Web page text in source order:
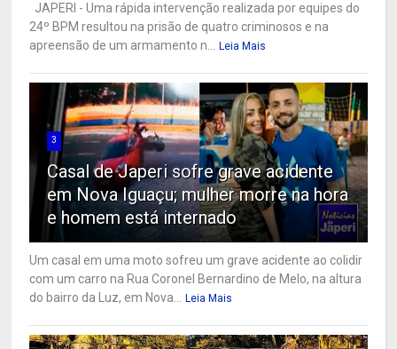
JAPERI - Uma rápida intervenção realizada por equipes do
24º BPM resultou na prisão de quatro criminosos e na
apreensão de um armamento n...
Leia Mais
3
Casal de Japeri sofre grave acidente
em Nova Iguaçu; mulher morre na hora
e homem está internado
Um casal em uma moto sofreu um grave acidente ao colidir
com um carro na Rua Coronel Bernardino de Melo, na altura
do bairro da Luz, em Nova...
Leia Mais